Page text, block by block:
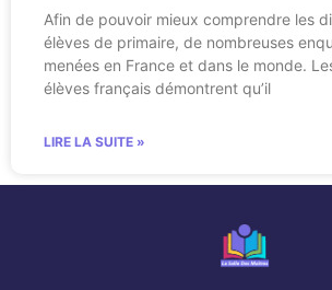
Afin de pouvoir mieux comprendre les
élèves de primaire, de nombreuses
menées en France et dans le monde.
élèves français démontrent qu’il
LIRE LA SUITE »